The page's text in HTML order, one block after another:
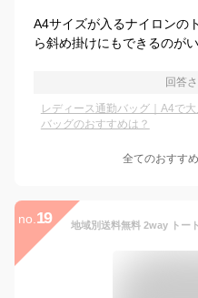
A4サイズが入るナイロンの
ら斜め掛けにもできるのが
回答
レディース通勤バッグ｜A4で
バッグのおすすめは？
全てのおすす
no. 19